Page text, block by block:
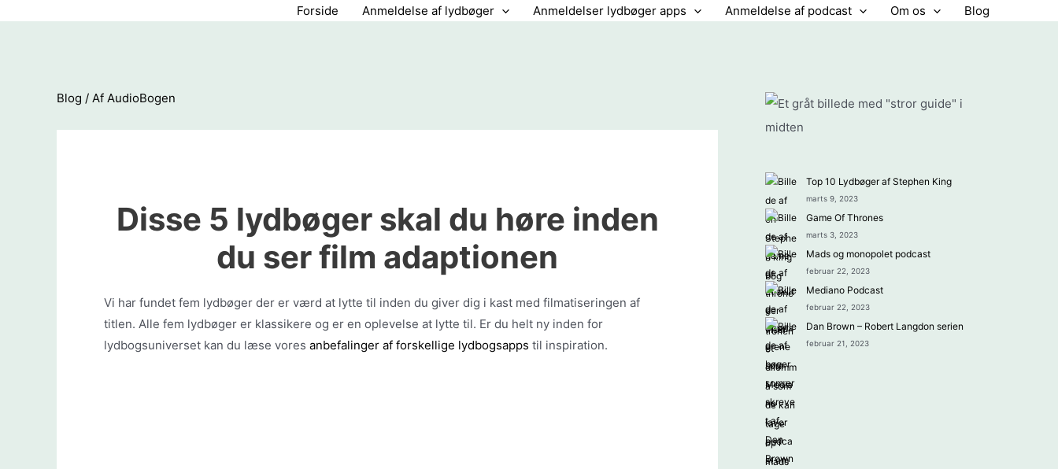
Forside Anmeldelse af lydbøger Anmeldelser lydbøger apps Anmeldelse af podcast Om os Blog
Blog / Af AudioBogen
Disse 5 lydbøger skal du høre inden
du ser film adaptionen
Vi har fundet fem lydbøger der er værd at lytte til inden du giver dig i kast med filmatiseringen af
titlen. Alle fem lydbøger er klassikere og er en oplevelse at lytte til. Er du helt ny inden for
lydbogsuniverset kan du læse vores anbefalinger af forskellige lydbogsapps til inspiration.
Top 10 Lydbøger af Stephen King
marts 9, 2023
Game Of Thrones
marts 3, 2023
Mads og monopolet podcast
februar 22, 2023
Mediano Podcast
februar 22, 2023
Dan Brown – Robert Langdon serien
februar 21, 2023